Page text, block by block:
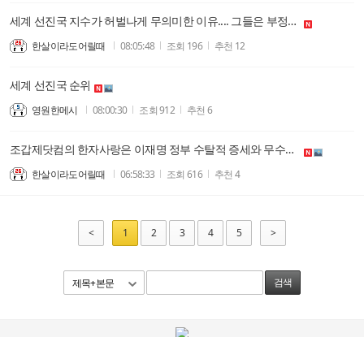
세계 선진국 지수가 허벌나게 무의미한 이유.... 그들은 부정선거를 모르고, 동학신앙 기초로 꼴리면 다 해체한다는 사실을 모른다. (백인보수 증오가 만든 아시아 관점)
한살이라도어릴때 08:05:48 조회 196 추천 12
세계 선진국 순위
영원한메시 08:00:30 조회912 추천 6
조갑제닷컴의 한자사랑은 이재명 정부 수탈적 증세와 무수한 유공자 만들기, 그리고 이런 형태의 유교질서의 오점 잡는 부정선거 피해 주장의 외면으로 이어진다.
한살이라도어릴때 06:58:33 조회 616 추천 4
< 1 2 3 4 5 >
제목+본문 검색